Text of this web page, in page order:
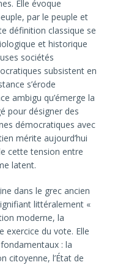
Elle évoque
par le peuple et
définition classique se
et historique
sociétés
subsistent en
s’érode
ambigu qu’émerge la
pour désigner des
démocratiques avec
mérite aujourd’hui
cette tension entre
latent.
dans le grec ancien
littéralement «
moderne, la
exercice du vote. Elle
: la
citoyenne, l’État de